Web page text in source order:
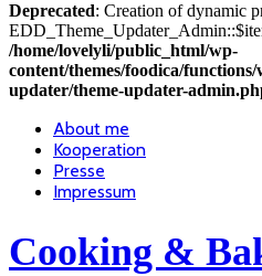
Deprecated: Creation of dynamic
/home/lovelyli/public_html/wp-
content/themes/foodica/
updater/theme-updater-
About me
Kooperation
Presse
Impressum
Cooking &